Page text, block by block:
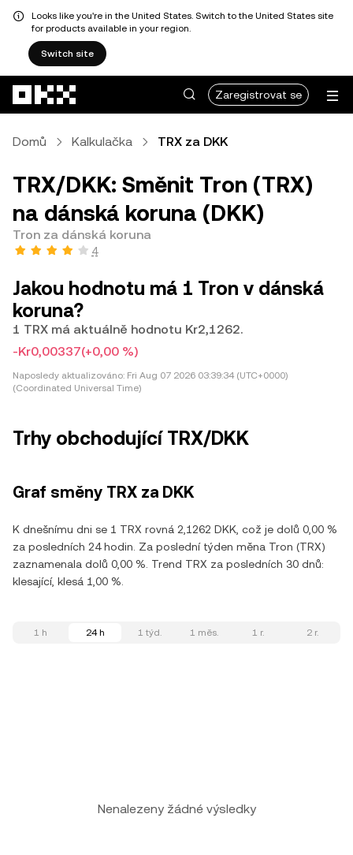
Looks like you're in the United States. Switch to the United States site
for products available in your region.
Switch site
Zaregistrovat se
Domů Kalkulačka TRX za DKK
TRX/DKK: Směnit Tron (TRX)
na dánská koruna (DKK)
Tron za dánská koruna
4
Jakou hodnotu má 1 Tron v dánská
koruna?
1 TRX má aktuálně hodnotu Kr2,1262.
-Kr0,00337(+0,00 %)
Naposledy aktualizováno: Fri Aug 07 2026 03:39:34 (UTC+0000)
(Coordinated Universal Time)
Trhy obchodující TRX/DKK
Graf směny TRX za DKK
K dnešnímu dni se 1 TRX rovná 2,1262 DKK, což je dolů 0,00 %
za posledních 24 hodin. Za poslední týden měna Tron (TRX)
zaznamenala dolů 0,00 %. Trend TRX za posledních 30 dnů:
klesající, klesá 1,00 %.
1 h 24 h 1 týd. 1 měs. 1 r. 2 r.
Nenalezeny žádné výsledky